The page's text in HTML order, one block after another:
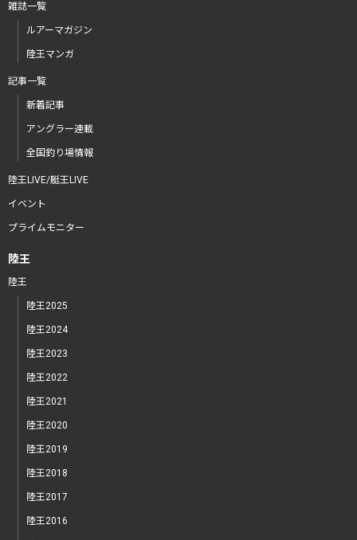
雑誌一覧
ルアーマガジン
陸王マンガ
記事一覧
新着記事
アングラー連載
全国釣り場情報
陸王LIVE/艇王LIVE
イベント
プライムモニター
陸王
陸王
陸王2025
陸王2024
陸王2023
陸王2022
陸王2021
陸王2020
陸王2019
陸王2018
陸王2017
陸王2016